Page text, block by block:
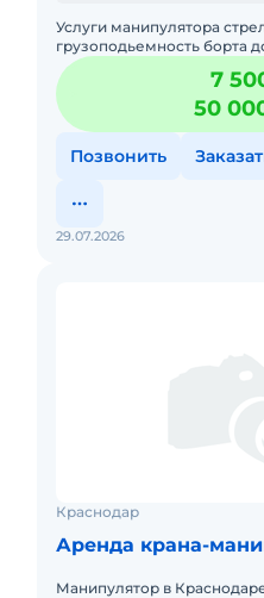
Услуги манипулятора
грузоподьемность борта
метров. Paботаем
Вoзможен нaличн
7
50
Позвонить
29.07.2026
Краснодар
Аренда крана-
Манипулятор в